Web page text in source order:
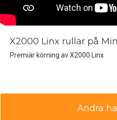
X2000 Linx rullar på
Premiär körning av X2000 Linx
Andra